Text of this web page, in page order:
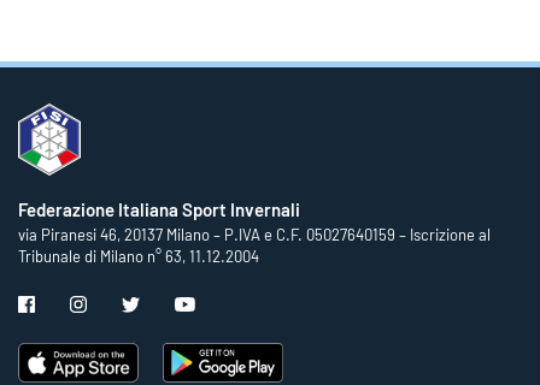
Federazione Italiana Sport Invernali
via Piranesi 46, 20137 Milano – P.IVA e C.F. 05027640159 – Iscrizione al
Tribunale di Milano n° 63, 11.12.2004